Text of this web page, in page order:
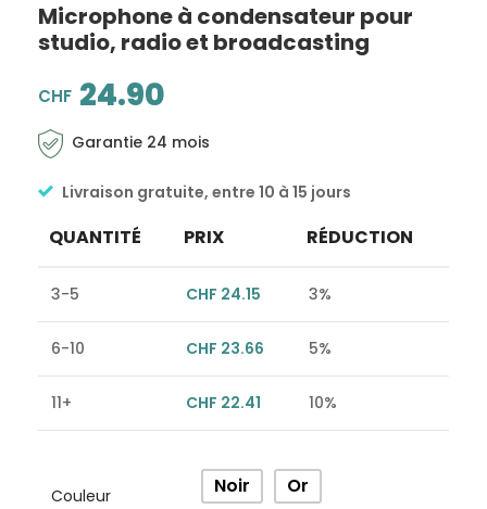
Microphone à condensateur pour
studio, radio et broadcasting
CHF 24.90
Garantie 24 mois
Livraison gratuite, entre 10 à 15 jours
QUANTITÉ PRIX RÉDUCTION
3-5 CHF 24.15 3%
6-10 CHF 23.66 5%
11+ CHF 22.41 10%
Couleur Noir Or